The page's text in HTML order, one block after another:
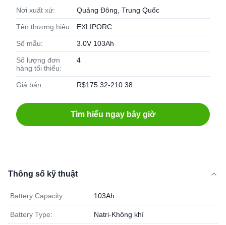
Nơi xuất xứ: Quảng Đông, Trung Quốc
Tên thương hiệu: EXLIPORC
Số mẫu: 3.0V 103Ah
Số lượng đơn
hàng tối thiểu:
4
Giá bán: R$175.32-210.38
Tìm hiểu ngay bây giờ
Thông số kỹ thuật
Battery Capacity: 103Ah
Battery Type: Natri-Không khí